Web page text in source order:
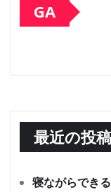
GA
最近の投稿
寝ながらでき